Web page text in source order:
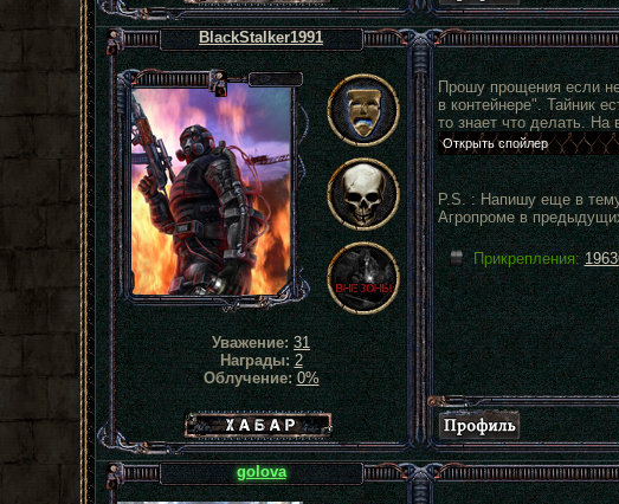
Прошу прощения если
в контейнере". Тайник
то знает что делать. На
P.S. : Напишу еще в
Агропроме в
Прикрепления:
BlackStalker1991
Уважение: 31
Награды: 2
Облучение:0%
Хабар сталкера
golova